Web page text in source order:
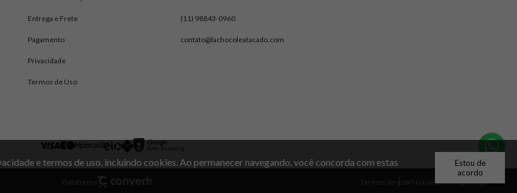
Entrega e Frete
Pagamento
Privacidade
Termos de Uso
(11) 98843-0960
contato@lachocoleatacado.com
Plataforma Termos de uso Privacidade e segurança
e termos de uso, incluindo cookies. Ao permanecer navegando, você concorda com estas
Estou de
acordo